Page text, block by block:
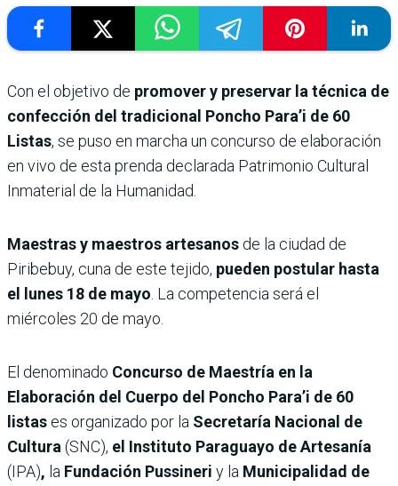
Con el objetivo de promover y preservar la técnica de
confección del tradicional Poncho Para’i de 60
Listas, se puso en marcha un concurso de elaboración
en vivo de esta prenda declarada Patrimonio Cultural
Inmaterial de la Humanidad.
Maestras y maestros artesanos de la ciudad de
Piribebuy, cuna de este tejido, pueden postular hasta
el lunes 18 de mayo. La competencia será el
miércoles 20 de mayo.
El denominado Concurso de Maestría en la
Elaboración del Cuerpo del Poncho Para’i de 60
listas es organizado por la Secretaría Nacional de
Cultura(SNC), el Instituto Paraguayo de Artesanía
(IPA), la Fundación Pussineri y la Municipalidad de